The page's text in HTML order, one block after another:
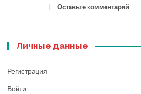
Оставьте комментарий
Личные данные
Регистрация
Войти